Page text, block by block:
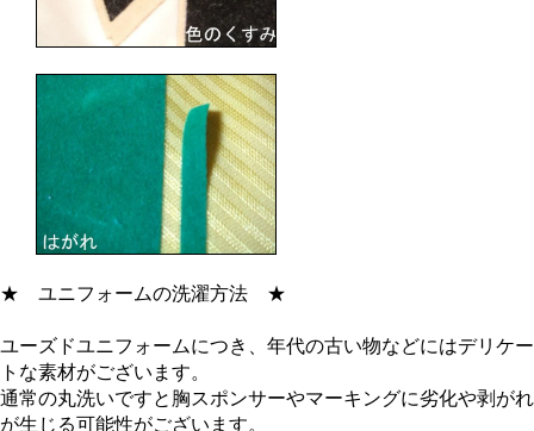
★ ユニフォームの洗濯方法 ★
ユーズドユニフォームにつき、年代の古い物などにはデリケー
トな素材がございます。
通常の丸洗いですと胸スポンサーやマーキングに劣化や剥がれ
が生じる可能性がございます。